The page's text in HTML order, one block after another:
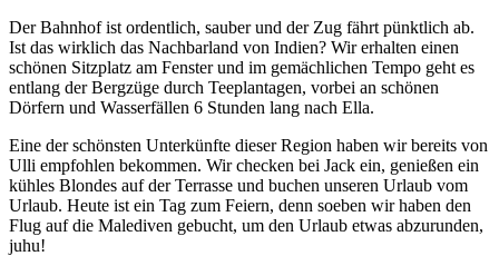
Der Bahnhof ist ordentlich, sauber und der Zug fährt pünktlich ab.
Ist das wirklich das Nachbarland von Indien? Wir erhalten einen
schönen Sitzplatz am Fenster und im gemächlichen Tempo geht es
entlang der Bergzüge durch Teeplantagen, vorbei an schönen
Dörfern und Wasserfällen 6 Stunden lang nach Ella.
Eine der schönsten Unterkünfte dieser Region haben wir bereits von
Ulli empfohlen bekommen. Wir checken bei Jack ein, genießen ein
kühles Blondes auf der Terrasse und buchen unseren Urlaub vom
Urlaub. Heute ist ein Tag zum Feiern, denn soeben wir haben den
Flug auf die Malediven gebucht, um den Urlaub etwas abzurunden,
juhu!